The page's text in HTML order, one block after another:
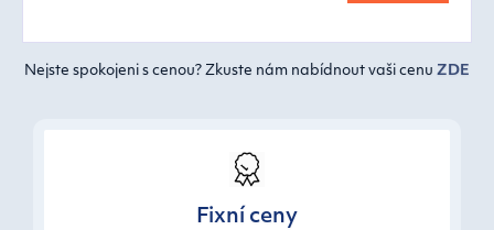
Nejste spokojeni s cenou? Zkuste nám nabídnout vaši cenu ZDE
Fixní ceny